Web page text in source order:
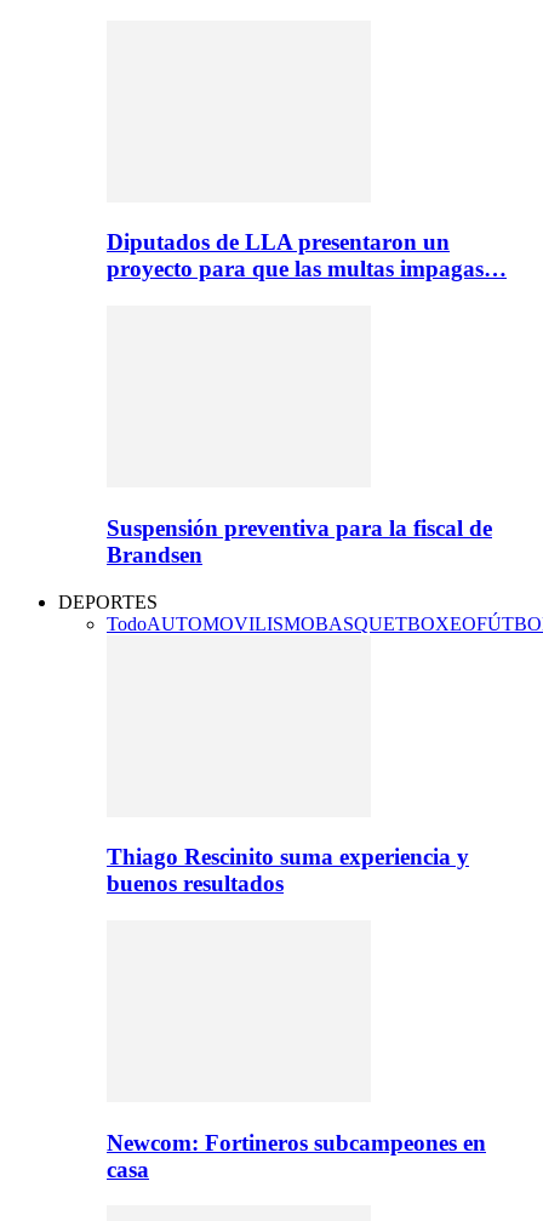
Diputados de LLA presentaron un
proyecto para que las multas impagas…
Suspensión preventiva para la fiscal de
Brandsen
DEPORTES
TodoAUTOMOVILISMOBASQUETBOXEO
Thiago Rescinito suma experiencia y
buenos resultados
Newcom: Fortineros subcampeones en
casa